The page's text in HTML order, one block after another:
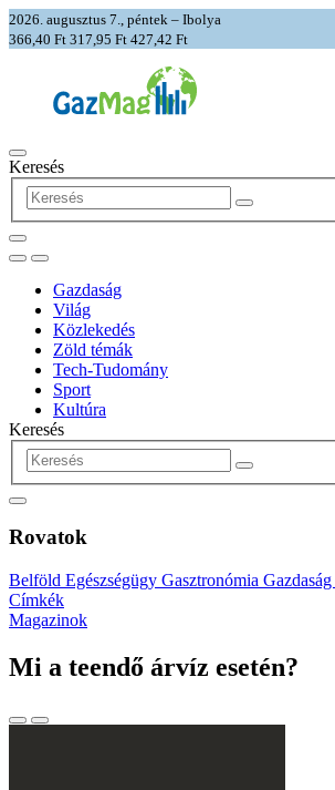
2026. augusztus 7., péntek – Ibolya
366,40 Ft 317,95 Ft 427,42 Ft
Keresés
Gazdaság
Világ
Közlekedés
Zöld témák
Tech-Tudomány
Sport
Kultúra
Keresés
Rovatok
Belföld Egészségügy Gasztronómia Gazdaság
Címkék
Magazinok
Mi a teendő árvíz esetén?